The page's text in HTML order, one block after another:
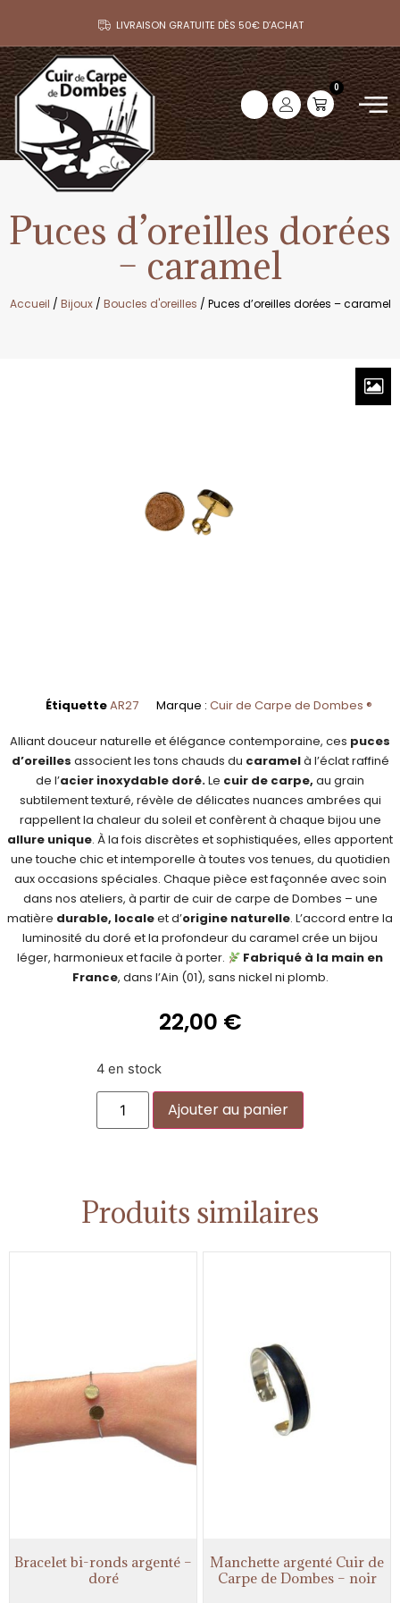
LIVRAISON GRATUITE DÈS 50€ D’ACHAT
0
Puces d’oreilles dorées
– caramel
Accueil / Bijoux/ Boucles d'oreilles / Puces d’oreilles dorées – caramel
ÉtiquetteAR27 Marque : Cuir de Carpe de Dombes ®
Alliant douceur naturelle et élégance contemporaine, ces puces
d’oreilles associent les tons chauds du caramelà l’éclat raffiné
de l’acier inoxydable doré.Le cuir de carpe, au grain
subtilement texturé, révèle de délicates nuances ambrées qui
rappellent la chaleur du soleil et confèrent à chaque bijou une
allure unique. À la fois discrètes et sophistiquées, elles apportent
une touche chic et intemporelle à toutes vos tenues, du quotidien
aux occasions spéciales. Chaque pièce est façonnée avec soin
dans nos ateliers, à partir de cuir de carpe de Dombes – une
matière durable, localeet d’origine naturelle. L’accord entre la
luminosité du doré et la profondeur du caramel crée un bijou
léger, harmonieux et facile à porter.
Fabriqué à la main en
France, dans l’Ain (01), sans nickel ni plomb.
22,00 €
4 en stock
Ajouter au panier
Produits similaires
Bracelet bi-ronds argenté –
doré
Manchette argenté Cuir de
Carpe de Dombes – noir